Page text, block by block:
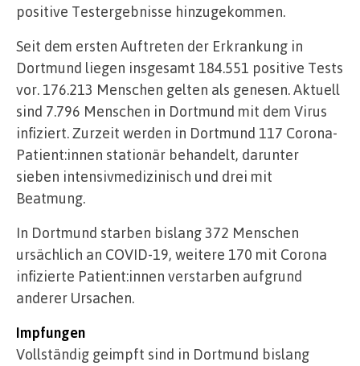
positive Testergebnisse hinzugekommen.
Seit dem ersten Auftreten der Erkrankung in
Dortmund liegen insgesamt 184.551 positive Tests
vor. 176.213 Menschen gelten als genesen. Aktuell
sind 7.796 Menschen in Dortmund mit dem Virus
infiziert. Zurzeit werden in Dortmund 117 Corona-
Patient:innen stationär behandelt, darunter
sieben intensivmedizinisch und drei mit
Beatmung.
In Dortmund starben bislang 372 Menschen
ursächlich an COVID-19, weitere 170 mit Corona
infizierte Patient:innen verstarben aufgrund
anderer Ursachen.
Impfungen
Vollständig geimpft sind in Dortmund bislang